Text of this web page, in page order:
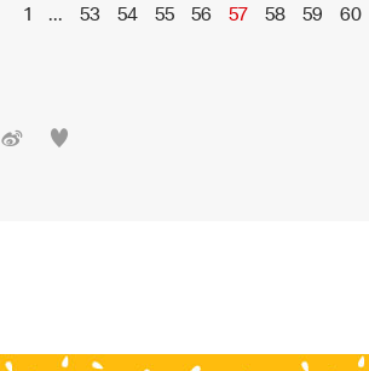
1 ... 53 54 55 56 57 58 59 60
 